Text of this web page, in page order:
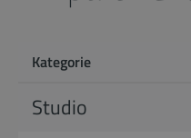
Kategorie
Studio